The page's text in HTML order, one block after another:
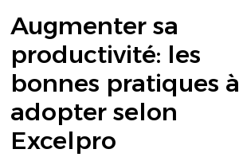
Augmenter sa
productivité: les
bonnes pratiques à
adopter selon
Excelpro